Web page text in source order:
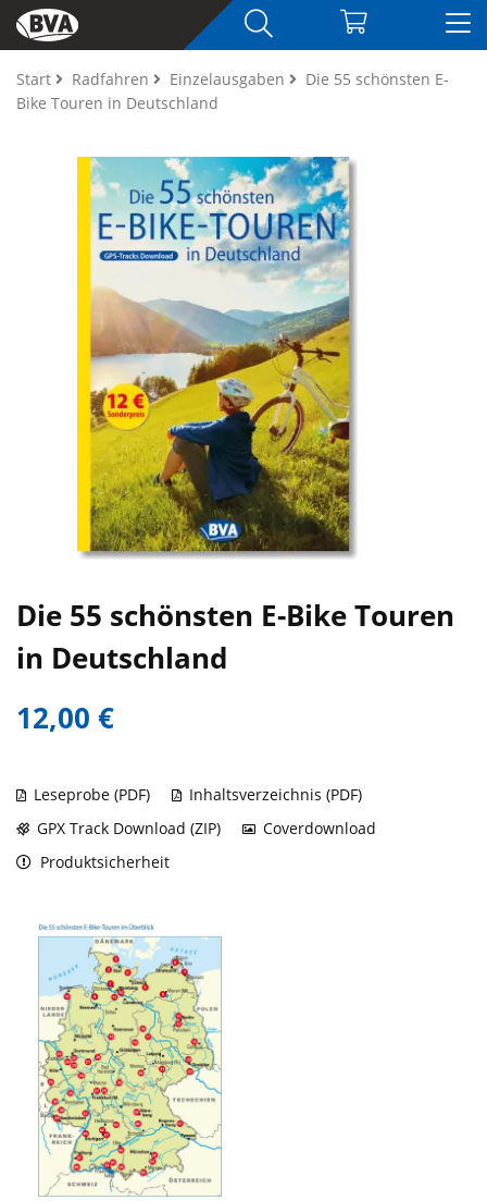
Start Radfahren Einzelausgaben
Die 55 schönsten E-
Bike Touren in Deutschland
Die 55 schönsten E-Bike Touren
in Deutschland
12,00 €
Leseprobe (PDF)
Inhaltsverzeichnis (PDF)
GPX Track Download (ZIP)
Coverdownload
Produktsicherheit